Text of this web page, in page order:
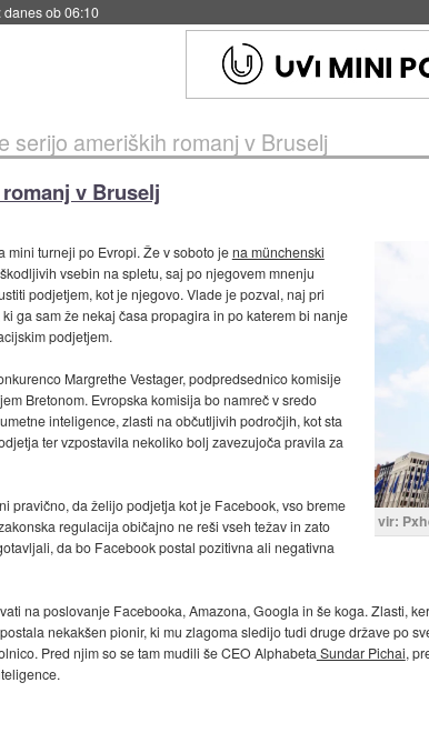
danes ob 06:10
serijo ameriških romanj v Bruselj
v Bruselj
vir:
turneji po Evropi. Že v soboto jena münchenski
vsebin na spletu, saj po njegovem mnenju
podjetjem, kot je njegovo. Vlade je pozval, naj pri
ga sam že nekaj časa propagira in po katerem bi nanje
podjetjem.
Margrethe Vestager, podpredsednico komisije
Bretonom. Evropska komisija bo namreč v sredo
inteligence, zlasti na občutljivih področjih, kot sta
ter vzpostavila nekoliko bolj zavezujoča pravila za
pravično, da želijo podjetja kot je Facebook, vso breme
regulacija običajno ne reši vseh težav in zato
da bo Facebook postal pozitivna ali negativna
na poslovanje Facebooka, Amazona, Googla in še koga. Zlasti,
nekakšen pionir, ki mu zlagoma sledijo tudi druge države po
Pred njim so se tam mudili še CEO Alphabeta Sundar Pichai,